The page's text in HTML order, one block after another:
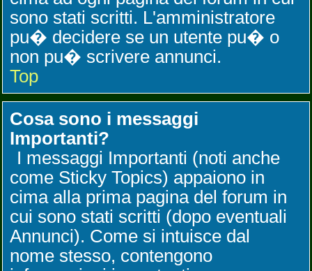
sono stati scritti. L'amministratore
pu� decidere se un utente pu� o
non pu� scrivere annunci.
Top
Cosa sono i messaggi
Importanti?
I messaggi Importanti (noti anche
come Sticky Topics) appaiono in
cima alla prima pagina del forum in
cui sono stati scritti (dopo eventuali
Annunci). Come si intuisce dal
nome stesso, contengono